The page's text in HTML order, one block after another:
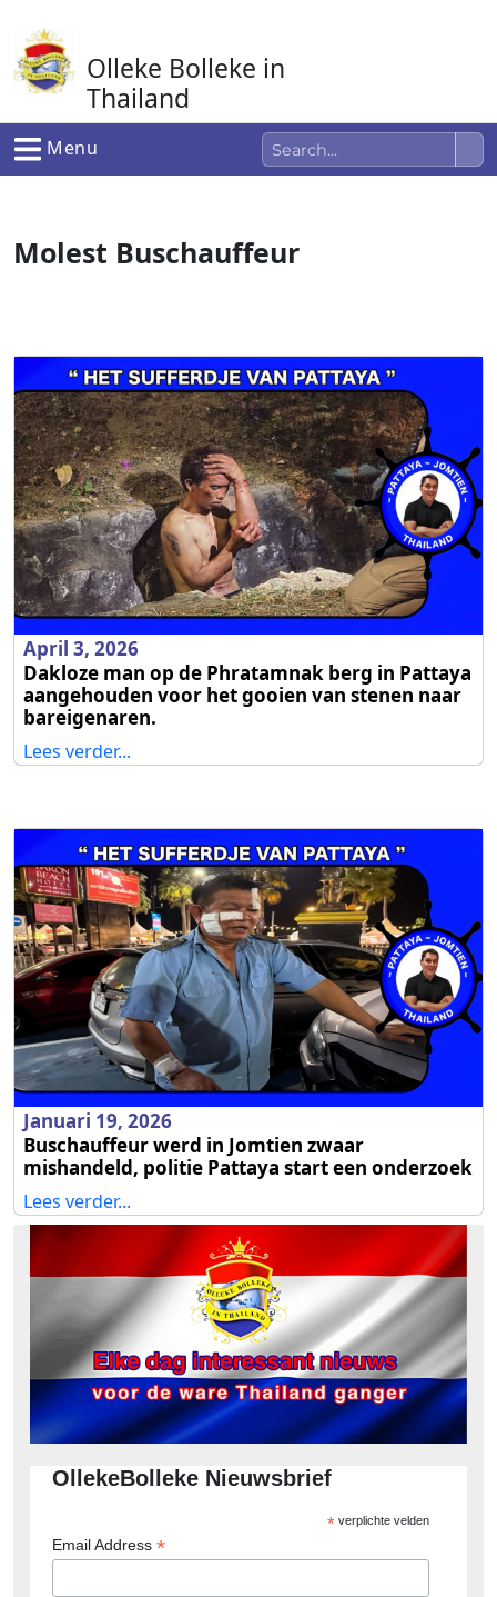
naar
de
inhoud
Olleke Bolleke in
Thailand
In Thailand
Menu
Molest Buschauffeur
April 3, 2026
Dakloze man op de Phratamnak berg in Pattaya
aangehouden voor het gooien van stenen naar
bareigenaren.
Lees verder...
Januari 19, 2026
Buschauffeur werd in Jomtien zwaar
mishandeld, politie Pattaya start een onderzoek
Lees verder...
OllekeBolleke Nieuwsbrief
*verplichte velden
Email Address *